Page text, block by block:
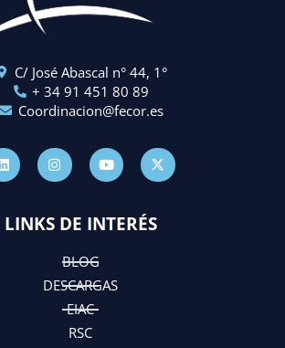
C/ José Abascal n° 44, 1°
+ 34 91 451 80 89
Coordinacion@fecor.es
L
i
n
k
I
n
s
t
r
m
Y
o
u
t
e
X
-
t
w
t
LINKS DE INTERÉS
BLOG
DESCARGAS
EIAC
RSC